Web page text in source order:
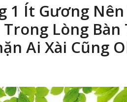
Ít Gương
Lòng
Ai Xài Cũng